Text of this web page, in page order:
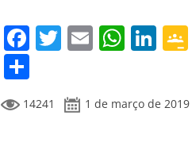
F
e
T
itt
er
E
l
W
s
Li
e gl
o
m
14241 1 de março de 2019